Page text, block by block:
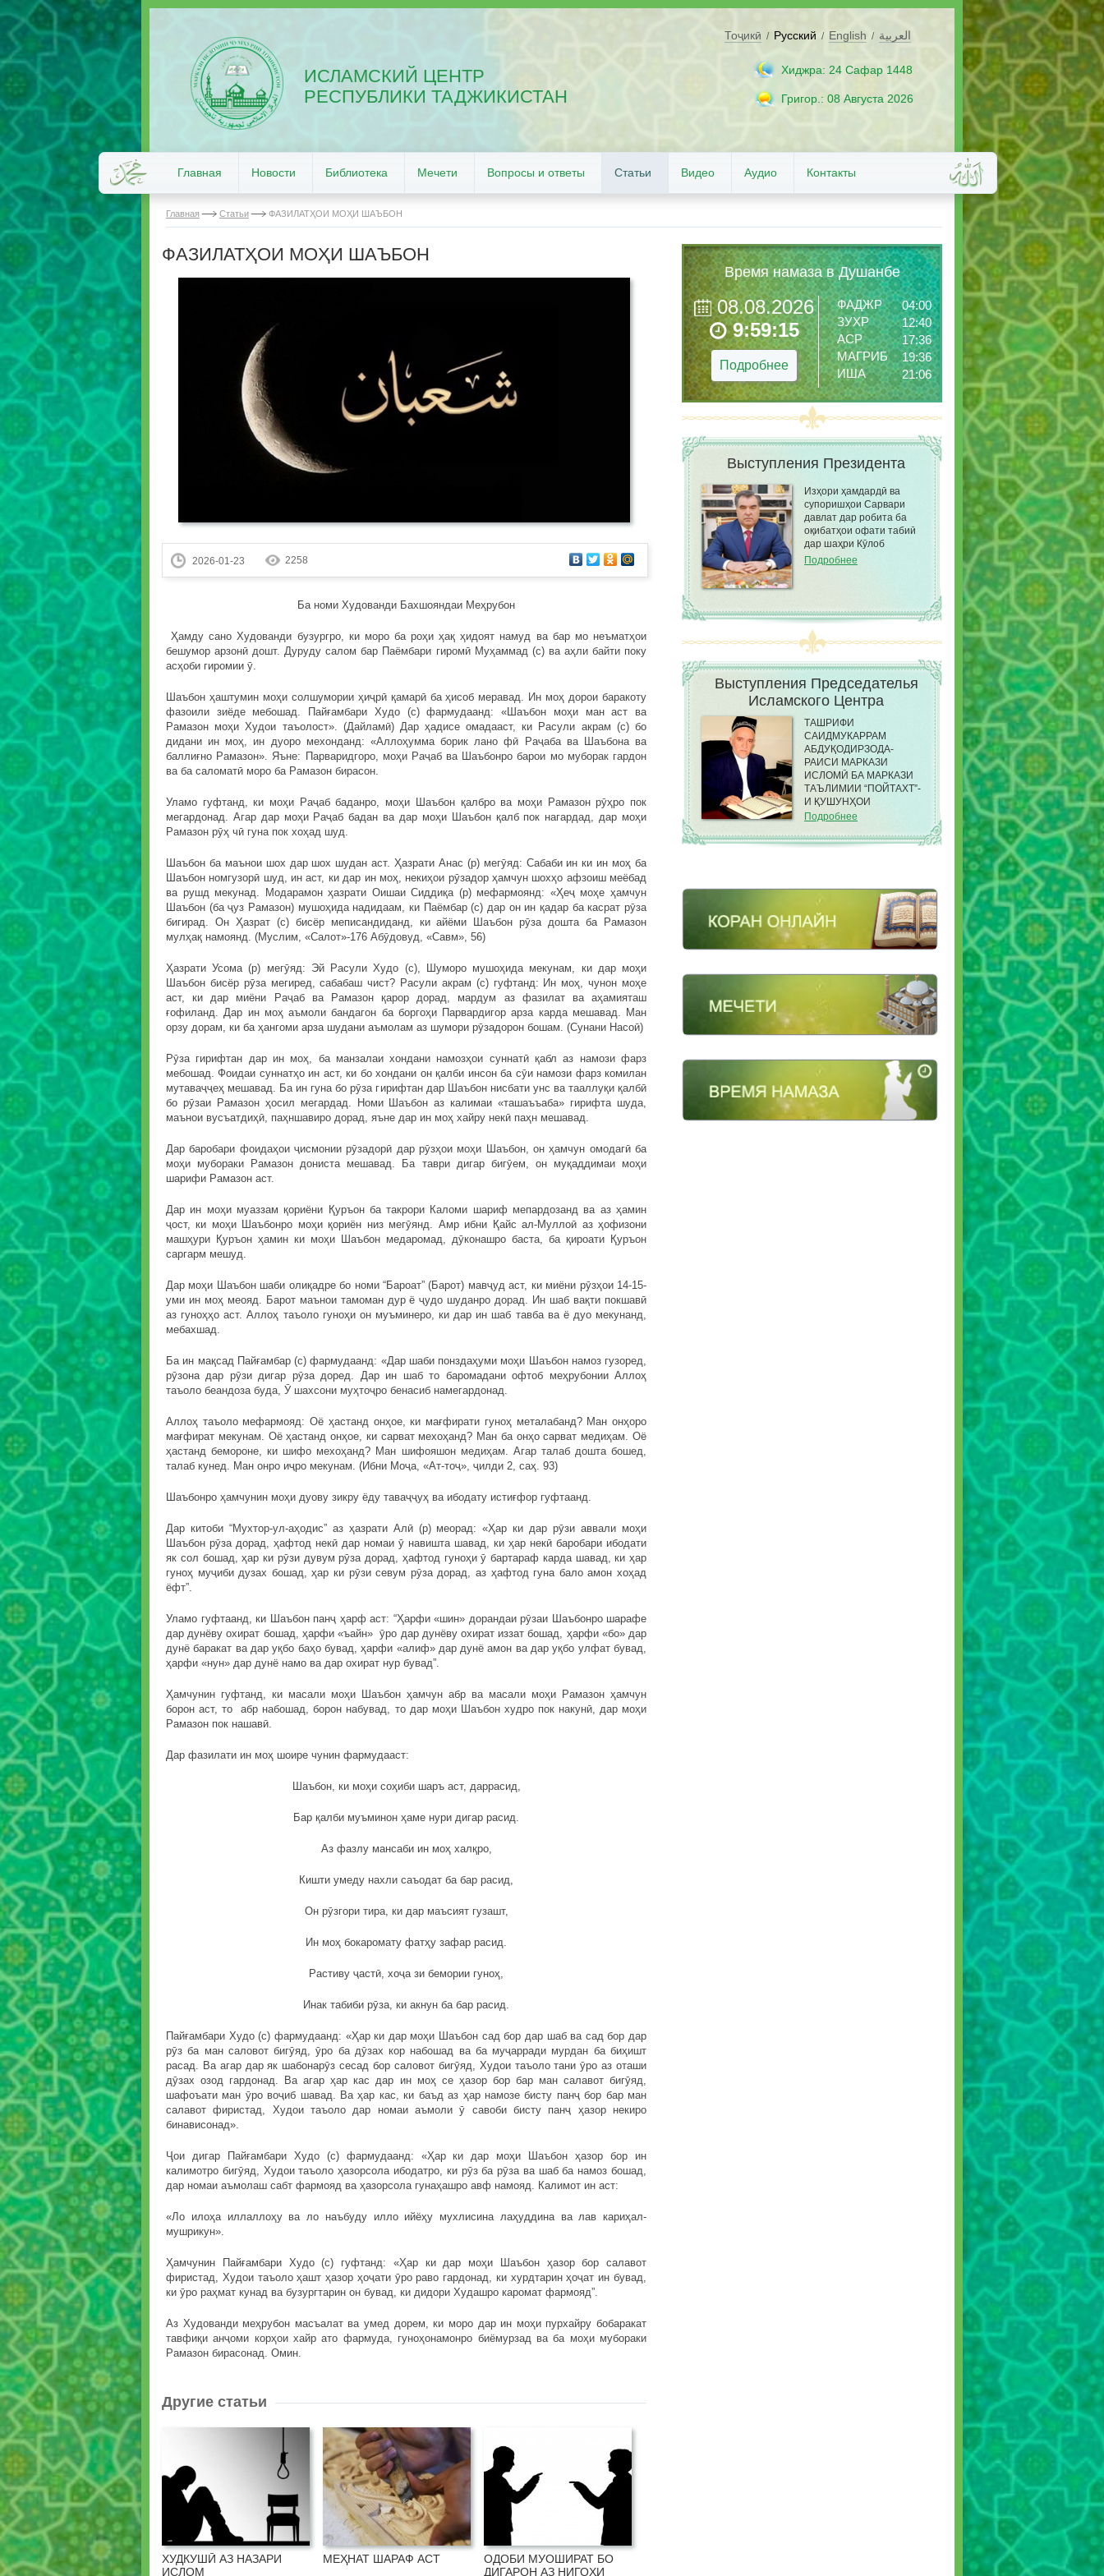
ИСЛАМСКИЙ ЦЕНТР
РЕСПУБЛИКИ ТАДЖИКИСТАН
Тоҷикӣ / Русский / English / العربية
Хиджра: 24 Сафар 1448
Григор.: 08 Августа 2026
Главная Новости Библиотека Мечети Вопросы и ответы Статьи Видео Аудио Контакты
Главная Статьи ФАЗИЛАТҲОИ МОҲИ ШАЪБОН
ФАЗИЛАТҲОИ МОҲИ ШАЪБОН
2026-01-23 2258
Ба номи Худованди Бахшояндаи Меҳрубон
Ҳамду сано Худованди бузургро, ки моро ба роҳи ҳақ ҳидоят намуд ва бар мо неъматҳои
бешумор арзонӣ дошт. Дуруду салом бар Паёмбари гиромӣ Муҳаммад (с) ва аҳли байти поку
асҳоби гиромии ӯ.
Шаъбон ҳаштумин моҳи солшумории ҳиҷрӣ қамарӣ ба ҳисоб меравад. Ин моҳ дорои баракоту
фазоили зиёде мебошад. Пайғамбари Худо (с) фармудаанд: «Шаъбон моҳи ман аст ва
Рамазон моҳи Худои таъолост». (Дайламӣ) Дар ҳадисе омадааст, ки Расули акрам (с) бо
дидани ин моҳ, ин дуоро мехонданд: «Аллоҳумма борик лано фӣ Раҷаба ва Шаъбона ва
баллиғно Рамазон». Яъне: Парваридгоро, моҳи Раҷаб ва Шаъбонро барои мо муборак гардон
ва ба саломатӣ моро ба Рамазон бирасон.
Уламо гуфтанд, ки моҳи Раҷаб баданро, моҳи Шаъбон қалбро ва моҳи Рамазон рӯҳро пок
мегардонад. Агар дар моҳи Раҷаб бадан ва дар моҳи Шаъбон қалб пок нагардад, дар моҳи
Рамазон рӯҳ чӣ гуна пок хоҳад шуд.
Шаъбон ба маънои шох дар шох шудан аст. Ҳазрати Анас (р) мегӯяд: Сабаби ин ки ин моҳ ба
Шаъбон номгузорӣ шуд, ин аст, ки дар ин моҳ, некиҳои рӯзадор ҳамчун шохҳо афзоиш меёбад
ва рушд мекунад. Модарамон ҳазрати Оишаи Сиддиқа (р) мефармоянд: «Ҳеҷ моҳе ҳамчун
Шаъбон (ба ҷуз Рамазон) мушоҳида надидаам, ки Паёмбар (с) дар он ин қадар ба касрат рӯза
бигирад. Он Ҳазрат (с) бисёр меписандиданд, ки айёми Шаъбон рӯза дошта ба Рамазон
мулҳақ намоянд. (Муслим, «Салот»-176 Абӯдовуд, «Савм», 56)
Ҳазрати Усома (р) мегӯяд: Эй Расули Худо (с), Шуморо мушоҳида мекунам, ки дар моҳи
Шаъбон бисёр рӯза мегиред, сабабаш чист? Расули акрам (с) гуфтанд: Ин моҳ, чунон моҳе
аст, ки дар миёни Раҷаб ва Рамазон қарор дорад, мардум аз фазилат ва аҳамияташ
ғофиланд. Дар ин моҳ аъмоли бандагон ба боргоҳи Парвардигор арза карда мешавад. Ман
орзу дорам, ки ба ҳангоми арза шудани аъмолам аз шумори рӯзадорон бошам. (Сунани Насоӣ)
Рӯза гирифтан дар ин моҳ, ба манзалаи хондани намозҳои суннатӣ қабл аз намози фарз
мебошад. Фоидаи суннатҳо ин аст, ки бо хондани он қалби инсон ба сӯи намози фарз комилан
мутаваҷҷеҳ мешавад. Ба ин гуна бо рӯза гирифтан дар Шаъбон нисбати унс ва тааллуқи қалбӣ
бо рӯзаи Рамазон ҳосил мегардад. Номи Шаъбон аз калимаи «ташаъъаба» гирифта шуда,
маънои вусъатдиҳӣ, паҳншавиро дорад, яъне дар ин моҳ хайру некӣ паҳн мешавад.
Дар баробари фоидаҳои ҷисмонии рӯзадорӣ дар рӯзҳои моҳи Шаъбон, он ҳамчун омодагӣ ба
моҳи мубораки Рамазон дониста мешавад. Ба таври дигар бигӯем, он муқаддимаи моҳи
шарифи Рамазон аст.
Дар ин моҳи муаззам қориёни Қуръон ба такрори Каломи шариф мепардозанд ва аз ҳамин
ҷост, ки моҳи Шаъбонро моҳи қориён низ мегӯянд. Амр ибни Қайс ал-Муллоӣ аз ҳофизони
машҳури Қуръон ҳамин ки моҳи Шаъбон медаромад, дӯконашро баста, ба қироати Қуръон
саргарм мешуд.
Дар моҳи Шаъбон шаби олиқадре бо номи “Бароат” (Барот) мавҷуд аст, ки миёни рӯзҳои 14-15-
уми ин моҳ меояд. Барот маънои тамоман дур ё ҷудо шуданро дорад. Ин шаб вақти покшавӣ
аз гуноҳҳо аст. Аллоҳ таъоло гуноҳи он муъминеро, ки дар ин шаб тавба ва ё дуо мекунанд,
мебахшад.
Ба ин мақсад Пайғамбар (с) фармудаанд: «Дар шаби понздаҳуми моҳи Шаъбон намоз гузоред,
рӯзона дар рӯзи дигар рӯза доред. Дар ин шаб то баромадани офтоб меҳрубонии Аллоҳ
таъоло беандоза буда, Ӯ шахсони муҳтоҷро бенасиб намегардонад.
Аллоҳ таъоло мефармояд: Оё ҳастанд онҳое, ки мағфирати гуноҳ металабанд? Ман онҳоро
мағфират мекунам. Оё ҳастанд онҳое, ки сарват мехоҳанд? Ман ба онҳо сарват медиҳам. Оё
ҳастанд бемороне, ки шифо мехоҳанд? Ман шифояшон медиҳам. Агар талаб дошта бошед,
талаб кунед. Ман онро иҷро мекунам. (Ибни Моҷа, «Ат-тоҷ», ҷилди 2, саҳ. 93)
Шаъбонро ҳамчунин моҳи дуову зикру ёду таваҷҷуҳ ва ибодату истиғфор гуфтаанд.
Дар китоби “Мухтор-ул-аҳодис” аз ҳазрати Алӣ (р) меорад: «Ҳар ки дар рӯзи аввали моҳи
Шаъбон рӯза дорад, ҳафтод некӣ дар номаи ӯ навишта шавад, ки ҳар некӣ баробари ибодати
як сол бошад, ҳар ки рӯзи дувум рӯза дорад, ҳафтод гуноҳи ӯ бартараф карда шавад, ки ҳар
гуноҳ муҷиби дузах бошад, ҳар ки рӯзи севум рӯза дорад, аз ҳафтод гуна бало амон хоҳад
ёфт”.
Уламо гуфтаанд, ки Шаъбон панҷ ҳарф аст: “Ҳарфи «шин» дорандаи рӯзаи Шаъбонро шарафе
дар дунёву охират бошад, ҳарфи «ъайн» ӯро дар дунёву охират иззат бошад, ҳарфи «бо» дар
дунё баракат ва дар уқбо баҳо бувад, ҳарфи «алиф» дар дунё амон ва дар уқбо улфат бувад,
ҳарфи «нун» дар дунё намо ва дар охират нур бувад”.
Ҳамчунин гуфтанд, ки масали моҳи Шаъбон ҳамчун абр ва масали моҳи Рамазон ҳамчун
борон аст, то абр набошад, борон набувад, то дар моҳи Шаъбон худро пок накунӣ, дар моҳи
Рамазон пок нашавӣ.
Дар фазилати ин моҳ шоире чунин фармудааст:
Шаъбон, ки моҳи соҳиби шаръ аст, даррасид,
Бар қалби муъминон ҳаме нури дигар расид.
Аз фазлу мансаби ин моҳ халқро,
Кишти умеду нахли саъодат ба бар расид,
Он рӯзгори тира, ки дар маъсият гузашт,
Ин моҳ бокаромату фатҳу зафар расид.
Растиву ҷастӣ, хоҷа зи бемории гуноҳ,
Инак табиби рӯза, ки акнун ба бар расид.
Пайғамбари Худо (с) фармудаанд: «Ҳар ки дар моҳи Шаъбон сад бор дар шаб ва сад бор дар
рӯз ба ман саловот бигӯяд, ӯро ба дӯзах кор набошад ва ба муҷарради мурдан ба биҳишт
расад. Ва агар дар як шабонарӯз сесад бор саловот бигӯяд, Худои таъоло тани ӯро аз оташи
дӯзах озод гардонад. Ва агар ҳар кас дар ин моҳ се ҳазор бор бар ман салавот бигӯяд,
шафоъати ман ӯро воҷиб шавад. Ва ҳар кас, ки баъд аз ҳар намозе бисту панҷ бор бар ман
салавот фиристад, Худои таъоло дар номаи аъмоли ӯ савоби бисту панҷ ҳазор некиро
бинависонад».
Ҷои дигар Пайғамбари Худо (с) фармудаанд: «Ҳар ки дар моҳи Шаъбон ҳазор бор ин
калимотро бигӯяд, Худои таъоло ҳазорсола ибодатро, ки рӯз ба рӯза ва шаб ба намоз бошад,
дар номаи аъмолаш сабт фармояд ва ҳазорсола гунаҳашро авф намояд. Калимот ин аст:
«Ло илоҳа иллаллоҳу ва ло наъбуду илло ийёҳу мухлисина лаҳуддина ва лав кариҳал-
мушрикун».
Ҳамчунин Пайғамбари Худо (с) гуфтанд: «Ҳар ки дар моҳи Шаъбон ҳазор бор салавот
фиристад, Худои таъоло ҳашт ҳазор ҳоҷати ӯро раво гардонад, ки хурдтарин ҳоҷат ин бувад,
ки ӯро раҳмат кунад ва бузургтарин он бувад, ки дидори Худашро каромат фармояд”.
Аз Худованди меҳрубон масъалат ва умед дорем, ки моро дар ин моҳи пурхайру бобаракат
тавфиқи анҷоми корҳои хайр ато фармуда, гуноҳонамонро биёмурзад ва ба моҳи мубораки
Рамазон бирасонад. Омин.
Другие статьи
ХУДКУШӢ АЗ НАЗАРИ
ИСЛОМ
МЕҲНАТ ШАРАФ АСТ
ОДОБИ МУОШИРАТ БО
ДИГАРОН АЗ НИГОҲИ
Время намаза в Душанбе
08.08.2026
9:59:17
Подробнее
ФАДЖР
04:00
ЗУХР
12:40
АСР
17:36
МАГРИБ
19:36
ИША
21:06
Выступления Президента
Изҳори ҳамдардӣ ва
супоришҳои Сарвари
давлат дар робита ба
оқибатҳои офати табиӣ
дар шаҳри Кӯлоб
Подробнее
Выступления Председателья
Исламского Центра
ТАШРИФИ
САИДМУКАРРАМ
АБДУҚОДИРЗОДА-
РАИСИ МАРКАЗИ
ИСЛОМӢ БА МАРКАЗИ
ТАЪЛИМИИ “ПОЙТАХТ”-
И ҚУШУНҲОИ
САРҲАДИИ КДАМ ДАР
ШАҲРИ ДУШАНБЕ
Подробнее